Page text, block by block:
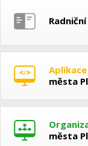
Aplikace
města
města